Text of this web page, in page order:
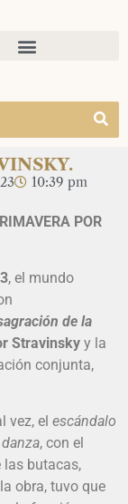
10:39 pm
POR
, el mundo
de la
Stravinsky y la
conjunta,
vez, el escándalo
, con el
las butacas,
obra, tuvo que